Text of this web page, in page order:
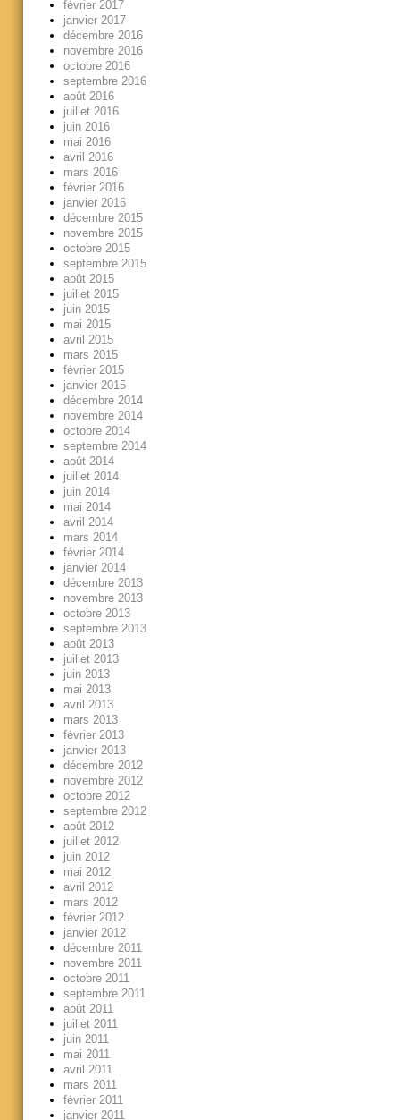
février 2017
janvier 2017
décembre 2016
novembre 2016
octobre 2016
septembre 2016
août 2016
juillet 2016
juin 2016
mai 2016
avril 2016
mars 2016
février 2016
janvier 2016
décembre 2015
novembre 2015
octobre 2015
septembre 2015
août 2015
juillet 2015
juin 2015
mai 2015
avril 2015
mars 2015
février 2015
janvier 2015
décembre 2014
novembre 2014
octobre 2014
septembre 2014
août 2014
juillet 2014
juin 2014
mai 2014
avril 2014
mars 2014
février 2014
janvier 2014
décembre 2013
novembre 2013
octobre 2013
septembre 2013
août 2013
juillet 2013
juin 2013
mai 2013
avril 2013
mars 2013
février 2013
janvier 2013
décembre 2012
novembre 2012
octobre 2012
septembre 2012
août 2012
juillet 2012
juin 2012
mai 2012
avril 2012
mars 2012
février 2012
janvier 2012
décembre 2011
novembre 2011
octobre 2011
septembre 2011
août 2011
juillet 2011
juin 2011
mai 2011
avril 2011
mars 2011
février 2011
janvier 2011